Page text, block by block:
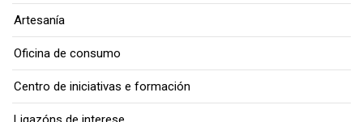
Artesanía
Oficina de consumo
Centro de iniciativas e formación